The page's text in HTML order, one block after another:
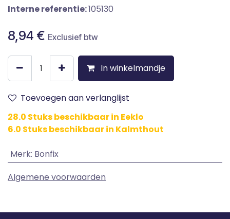
Interne referentie:105130
8,94 € Exclusief btw
In winkelmandje
Toevoegen aan verlanglijst
28.0 Stuks beschikbaar in Eeklo
6.0 Stuks beschikbaar in Kalmthout
Merk: Bonfix
Algemene voorwaarden